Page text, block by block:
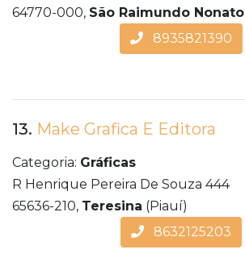
64770-000, São Raimundo Nonato
8935821390
13. Make Grafica E Editora
Categoria: Gráficas
R Henrique Pereira De Souza 444
65636-210, Teresina (Piauí)
8632125203